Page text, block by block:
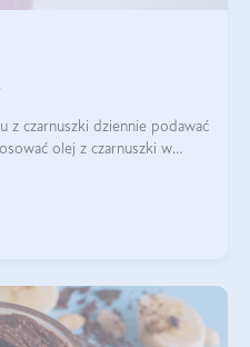
z czarnuszki dziennie podawać
olej z czarnuszki w